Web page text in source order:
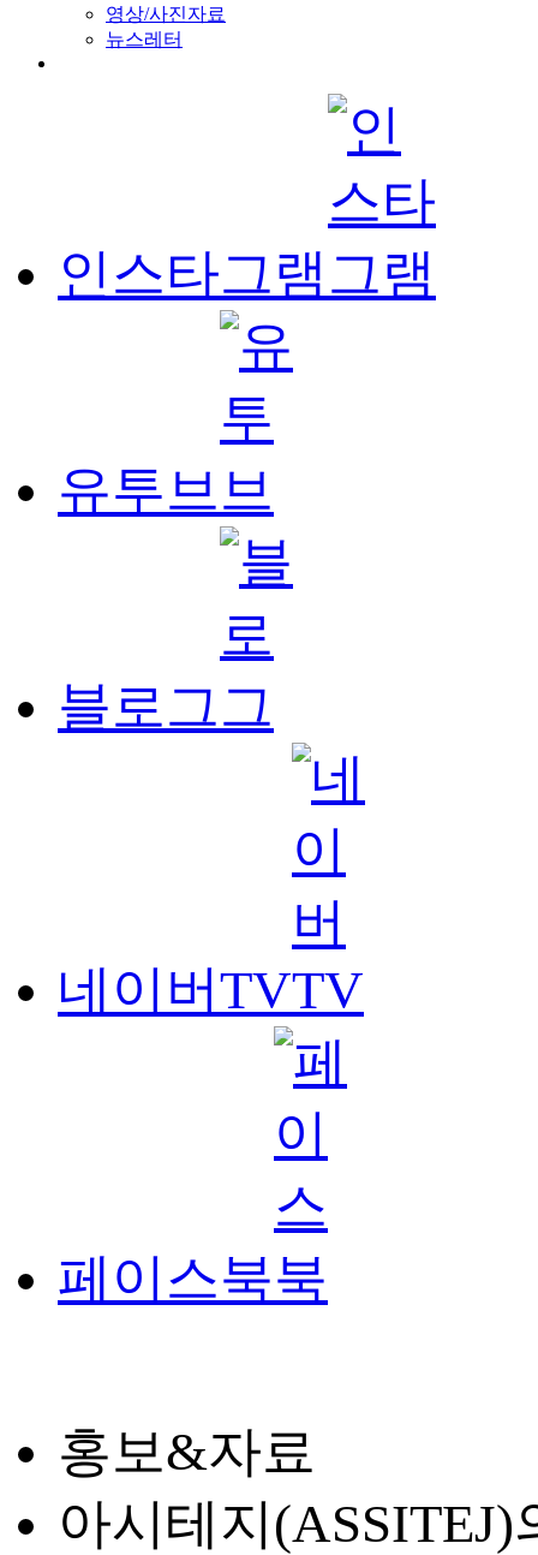
영상/사진자료
뉴스레터
인스타그램
유투브
블로그
네이버TV
페이스북
홍보&자료
아시테지